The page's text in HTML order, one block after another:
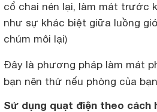
cổ chai nén lại, làm mát trước
như sự khác biệt giữa luồng
chúm môi lại)
Đây là phương pháp làm mát
bạn nên thử nếu phòng của
Sử dụng quạt điện theo cách